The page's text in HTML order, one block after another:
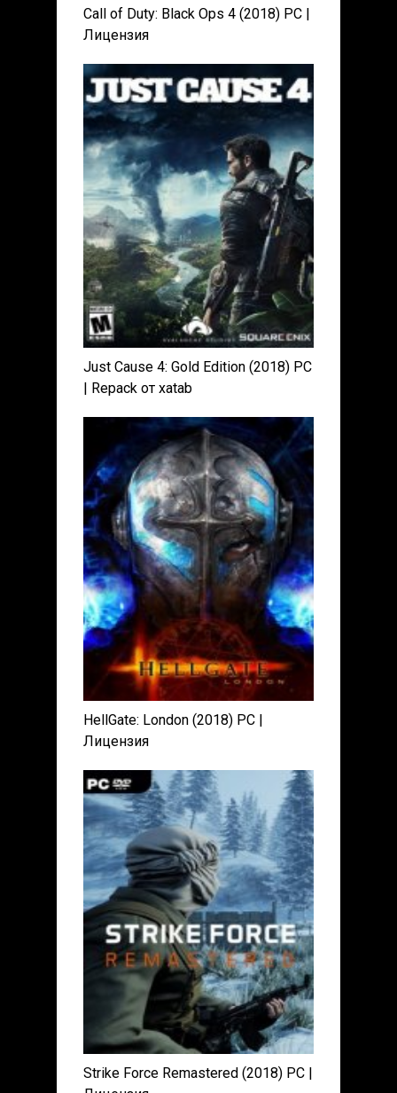
Call of Duty: Black Ops 4 (2018) PC |
Лицензия
Just Cause 4: Gold Edition (2018) PC
| Repack от xatab
HellGate: London (2018) PC |
Лицензия
Strike Force Remastered (2018) PC |